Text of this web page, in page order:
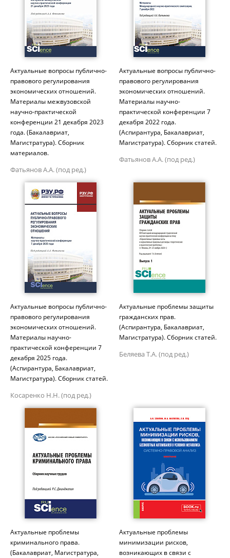
Актуальные вопросы публично-
правового регулирования
экономических отношений.
Материалы межвузовской
научно-практической
конференции 21 декабря 2023
года. (Бакалавриат,
Магистратура). Сборник
материалов.
Фатьянов А.А. (под ред.)
Актуальные вопросы публично-
правового регулирования
экономических отношений.
Материалы научно-
практической конференции 7
декабря 2022 года.
(Аспирантура, Бакалавриат,
Магистратура). Сборник статей.
Фатьянов А.А. (под ред.)
Актуальные вопросы публично-
правового регулирования
экономических отношений.
Материалы научно-
практической конференции 7
декабря 2025 года.
(Аспирантура, Бакалавриат,
Магистратура). Сборник статей.
Косаренко Н.Н. (под ред.)
Актуальные проблемы защиты
гражданских прав.
(Аспирантура, Бакалавриат,
Магистратура). Сборник статей.
Беляева Т.А. (под ред.)
Актуальные проблемы
криминального права.
(Бакалавриат, Магистратура,
Актуальные проблемы
минимизации рисков,
возникающих в связи с